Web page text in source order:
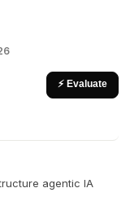
⚡ Evaluate
agentic IA